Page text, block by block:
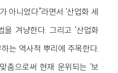
아니었다”라면서 ‘산업화 세
을 겨냥한다. 그리고 ‘산업화
하는 역사적 뿌리에 주목한다.
춤으로써 현재 운위되는 ‘보